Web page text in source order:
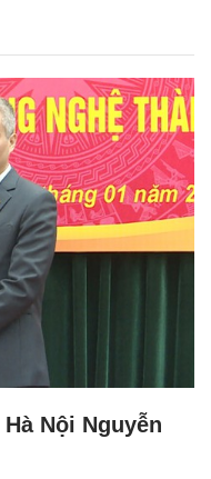
Nội Nguyễn